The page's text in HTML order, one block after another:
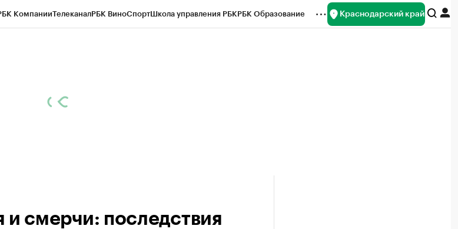
КомпанииТелеканалРБК ВиноСпортШкола управления РБКРБК Образование Краснодарский край
и смерчи: последствия